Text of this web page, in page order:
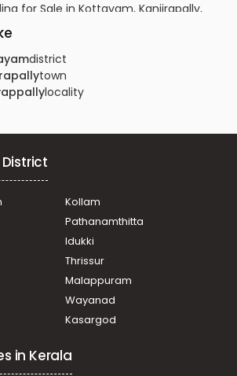
for Sale in Kottayam, Kanjirapally,
for Sale in Kottayam, Kanjirapally,
for Sale in Kottayam, Mundakayam,
for Sale in Kottayam, Kanjirapally,
for Sale in Kottayam, Kanjirapally,
for Sale in Kottayam, Kanjirapally,
for Sale in Kottayam, Kanjirapally,
for Sale in Kottayam, Kanjirapally,
for Sale in Kottayam, Kanjirapally,
district
town
locality
Kollam
Pathanamthitta
Idukki
Thrissur
Malappuram
Wayanad
Kasargod
in Kerala